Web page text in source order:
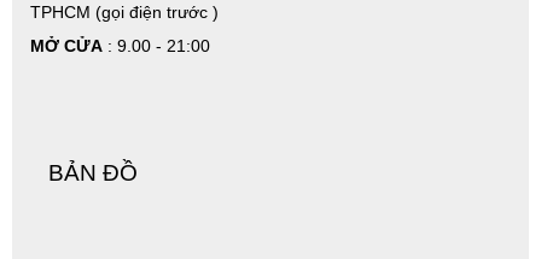
TPHCM (gọi điện trước )
MỞ CỬA : 9.00 - 21:00
BẢN ĐỒ